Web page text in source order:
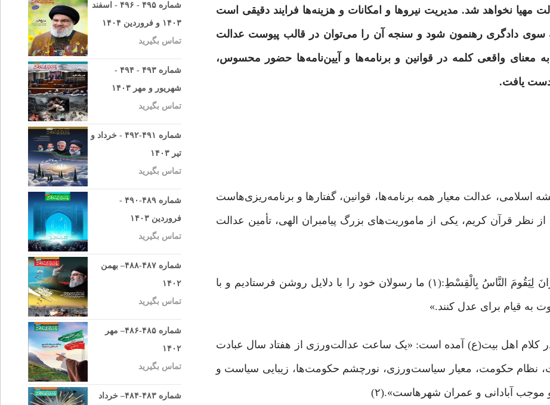
نخواهد شد. مدیریت نیروها و امکانات و هزینه‌ها فرایند دقیقی است
دادگری رهنمون شود و سنجه آن را می‌توان در قالب پیوست عدالت
واقعی کلمه در قوانین و برنامه‌ها و آیین‌نامه‌ها حضور محسوس،
دست یافت.
اسلامی، عدالت معیار همه برنامه‌ها، قوانین، گفتارها و برنامه‌ریزی‌هاست
نظر قرآن کریم، یکی از ماموریت‌های بزرگ پیامبران الهی، تأمین عدالت
«لَقَدْ أَرْسَلْنَا رُسُلَنَا بِالْبَیِّنَاتِ وَ أَنزَلْنَا مَعَهُمُ الْکِتَابَ و َالْمِیزَانَ لِیَقُومَ النَّاسُ بِالْقِسْطِ:(۱) ما رسولان خود را با دلایل روشن فرستادیم و با
به قیام برای عدل کنند.»
کلام اهل بیت(ع) آمده است:‌ «یک ساعت عدالت‌ورزی از هفتاد سال عبادت
نظام حکومت، معیار سیاست‌ورزی، نورچشم حکومت‌ها، زیبایی سیاست و
موجب آبادانی و عمران شهرهاست».(۲)
شماره ۴۹۵ - ۴۹۶ - اسفند
۱۴۰۳ و فروردین ۱۴۰۴
تماس بگیرید
شماره ۴۹۳ - ۴۹۴ -
شهریور و مهر ۱۴۰۳
تماس بگیرید
شماره ۴۹۱-۴۹۲ - خرداد و
تیر ۱۴۰۳
تماس بگیرید
شماره ۴۸۹-۴۹۰ -
فروردین ۱۴۰۳
تماس بگیرید
شماره ۴۸۷-۴۸۸– بهمن
۱۴۰۲
تماس بگیرید
شماره ۴۸۵-۴۸۶– مهر
۱۴۰۲
تماس بگیرید
شماره ۴۸۳-۴۸۴– خرداد